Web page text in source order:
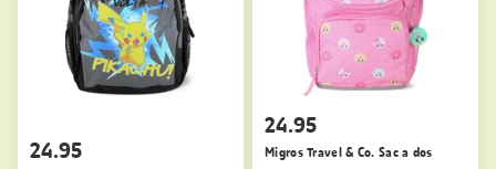
24.95
24.95
Migros Travel & Co. Sac a dos